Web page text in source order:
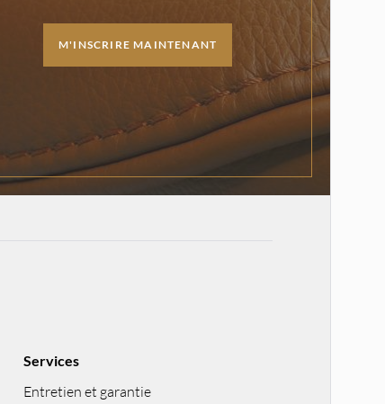
M'INSCRIRE MAINTENANT
Services
Entretien et garantie